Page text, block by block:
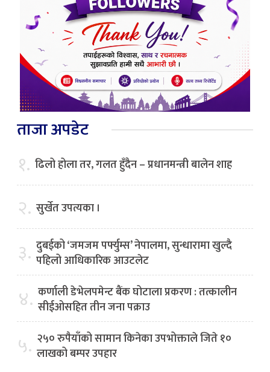
ताजा अपडेट
१. ढिलो होला तर, गलत हुँदैन – प्रधानमन्त्री बालेन शाह
२. सुर्खेत उपत्यका ।
३. दुबईको ‘जमजम पर्फ्युम्स’ नेपालमा, सुन्धारामा खुल्दै
पहिलो आधिकारिक आउटलेट
४. कर्णाली डेभेलपमेन्ट बैंक घोटाला प्रकरण : तत्कालीन
सीईओसहित तीन जना पक्राउ
५. २५० रुपैयाँको सामान किनेका उपभोक्ताले जिते १०
लाखको बम्पर उपहार